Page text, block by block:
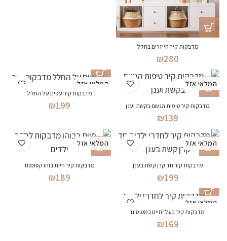
מדבקות קיר חייזרים בחלל
₪280
המלאי אזל
מדבקות קיר טיפות הגשם בקשת וענן
₪139
המלאי אזל
מדבקות קיר עפים על החלל
₪199
המלאי אזל
מדבקות קיר חד קרן קשת בענן
₪199
המלאי אזל
מדבקות קיר חיות בוהו קסומות
₪189
המלאי אזל
מדבקות קיר בעלי חיים במטוסים
₪169